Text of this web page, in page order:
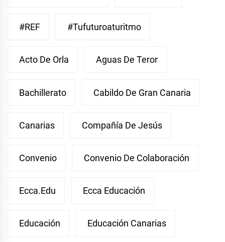
#REF #Tufuturoaturitmo
Acto De Orla Aguas De Teror
Bachillerato Cabildo De Gran Canaria
Canarias Compañía De Jesús
Convenio Convenio De Colaboración
Ecca.edu Ecca Educación
Educación Educación Canarias